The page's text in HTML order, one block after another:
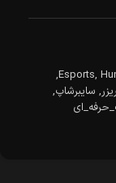
Esports,
,
ریزر, سایبرشاپ,